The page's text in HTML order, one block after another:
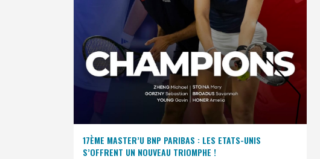
17ÈME MASTER’U BNP PARIBAS : LES ETATS-UNIS
S’OFFRENT UN NOUVEAU TRIOMPHE !